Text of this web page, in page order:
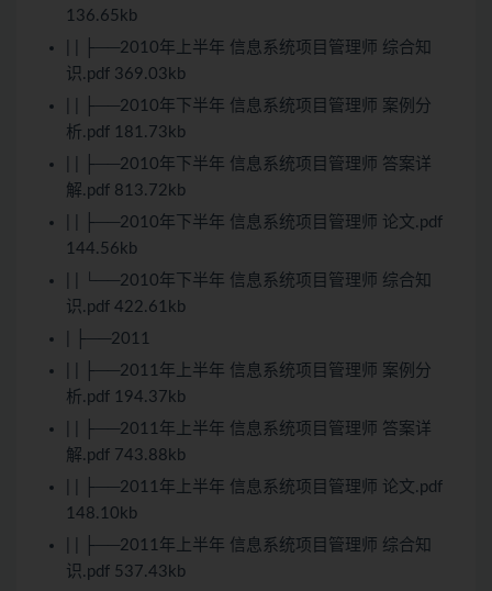
136.65kb
| | ├──2010年上半年 信息系统项目管理师 综合知
识.pdf 369.03kb
| | ├──2010年下半年 信息系统项目管理师 案例分
析.pdf 181.73kb
| | ├──2010年下半年 信息系统项目管理师 答案详
解.pdf 813.72kb
| | ├──2010年下半年 信息系统项目管理师 论文.pdf
144.56kb
| | └──2010年下半年 信息系统项目管理师 综合知
识.pdf 422.61kb
| ├──2011
| | ├──2011年上半年 信息系统项目管理师 案例分
析.pdf 194.37kb
| | ├──2011年上半年 信息系统项目管理师 答案详
解.pdf 743.88kb
| | ├──2011年上半年 信息系统项目管理师 论文.pdf
148.10kb
| | ├──2011年上半年 信息系统项目管理师 综合知
识.pdf 537.43kb